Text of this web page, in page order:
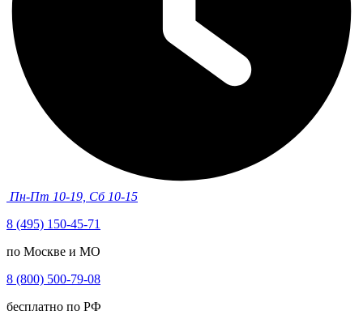
Пн-Пт 10-19, Сб 10-15
8 (495) 150-45-71
по Москве и МО
8 (800) 500-79-08
бесплатно по РФ